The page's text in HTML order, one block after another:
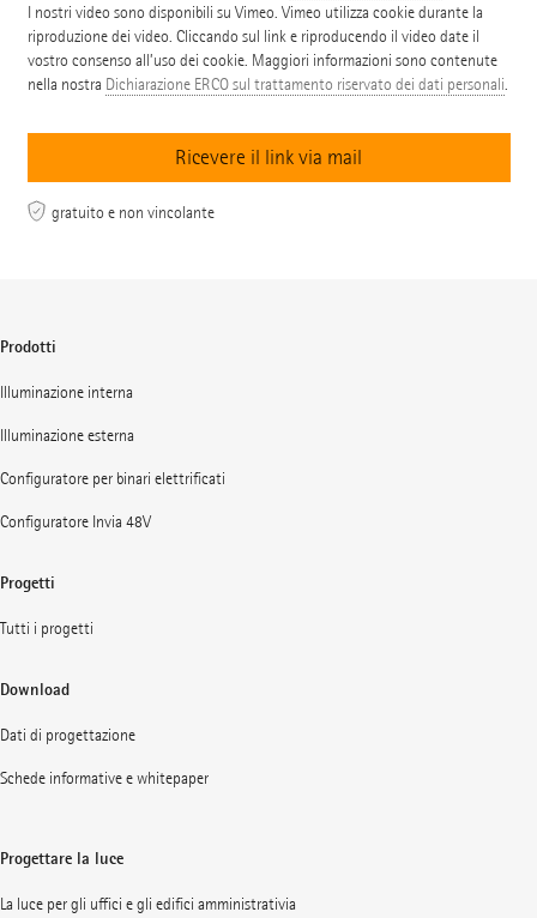
I nostri video sono disponibili su Vimeo. Vimeo utilizza cookie durante la
riproduzione dei video. Cliccando sul link e riproducendo il video date il
vostro consenso all’uso dei cookie. Maggiori informazioni sono contenute
nella nostra Dichiarazione ERCO sul trattamento riservato dei dati personali.
gratuito e non vincolante
Prodotti
Illuminazione interna
Illuminazione esterna
Configuratore per binari elettrificati
Configuratore Invia 48V
Progetti
Tutti i progetti
Download
Dati di progettazione
Schede informative e whitepaper
Progettare la luce
La luce per gli uffici e gli edifici amministrativia